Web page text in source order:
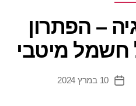
– הפתרון
חשמל מיטבי
תאריך
10 במרץ 2024